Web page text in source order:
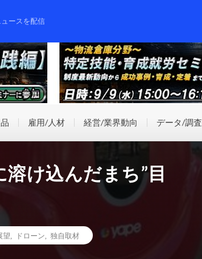
ースを配信
雇用/人材 経営/業界動向 データ/調査
溶け込んだまち”目
望 ドローン 独自取材